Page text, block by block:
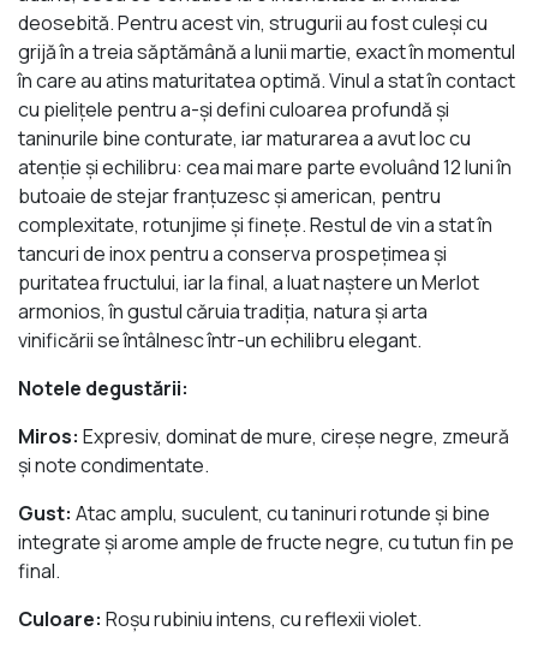
deosebită. Pentru acest vin, strugurii au fost culeși cu
grijă în a treia săptămână a lunii martie, exact în momentul
în care au atins maturitatea optimă. Vinul a stat în contact
cu pielițele pentru a-și defini culoarea profundă și
taninurile bine conturate, iar maturarea a avut loc cu
atenție și echilibru: cea mai mare parte evoluând 12 luni în
butoaie de stejar franțuzesc și american, pentru
complexitate, rotunjime și finețe. Restul de vin a stat în
tancuri de inox pentru a conserva prospețimea și
puritatea fructului, iar la final, a luat naștere un Merlot
armonios, în gustul căruia tradiția, natura și arta
vinificării se întâlnesc într-un echilibru elegant.
Notele degustării:
Miros: Expresiv, dominat de mure, cireșe negre, zmeură
și note condimentate.
Gust: Atac amplu, suculent, cu taninuri rotunde și bine
integrate și arome ample de fructe negre, cu tutun fin pe
final.
Culoare: Roșu rubiniu intens, cu reflexii violet.